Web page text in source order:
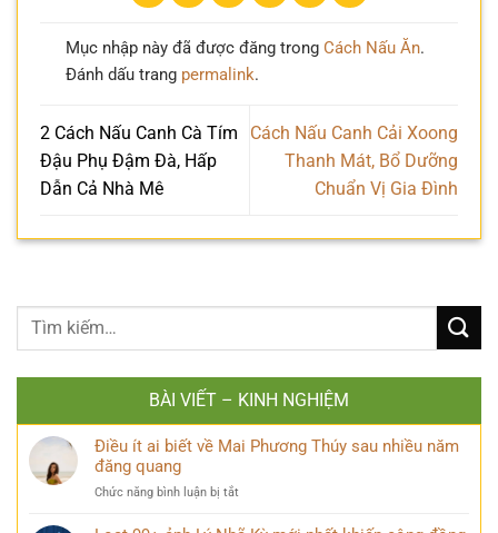
Mục nhập này đã được đăng trong Cách Nấu Ăn.
Đánh dấu trang permalink.
2 Cách Nấu Canh Cà Tím
Đậu Phụ Đậm Đà, Hấp
Dẫn Cả Nhà Mê
Cách Nấu Canh Cải Xoong
Thanh Mát, Bổ Dưỡng
Chuẩn Vị Gia Đình
BÀI VIẾT – KINH NGHIỆM
Điều ít ai biết về Mai Phương Thúy sau nhiều năm
đăng quang
Chức năng bình luận bị tắt
ít